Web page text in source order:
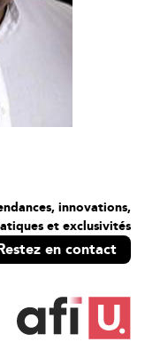
innovations,
et exclusivités
en contact